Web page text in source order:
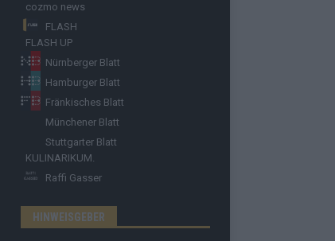
cozmo news
FLASH
FLASH UP
Nürnberger Blatt
Hamburger Blatt
Fränkisches Blatt
Münchener Blatt
Stuttgarter Blatt
KULINARIKUM.
Raffi Gasser
HINWEISGEBER